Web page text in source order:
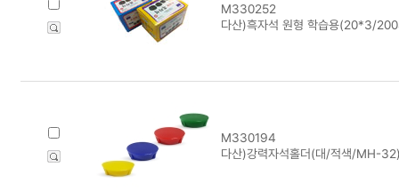
M330252
다산)흑자석 원형 학습용(20*3/
M330194
다산)강력자석홀더(대/적색/MH-